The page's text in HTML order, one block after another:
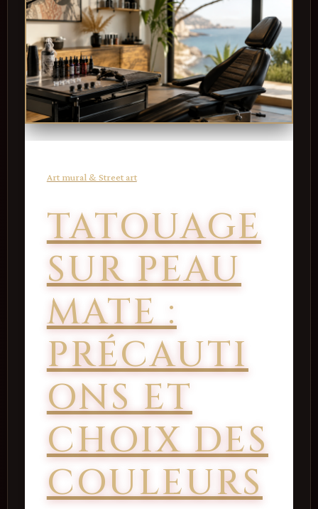
Art mural & Street art
TATOUAGE
SUR PEAU
MATE :
PRÉCAUTI
ONS ET
CHOIX DES
COULEURS